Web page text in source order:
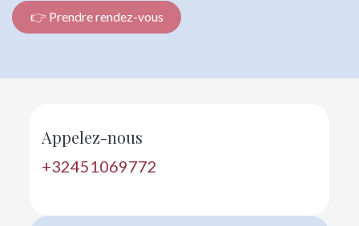
👉 Prendre rendez-vous
Appelez-nous
+32451069772